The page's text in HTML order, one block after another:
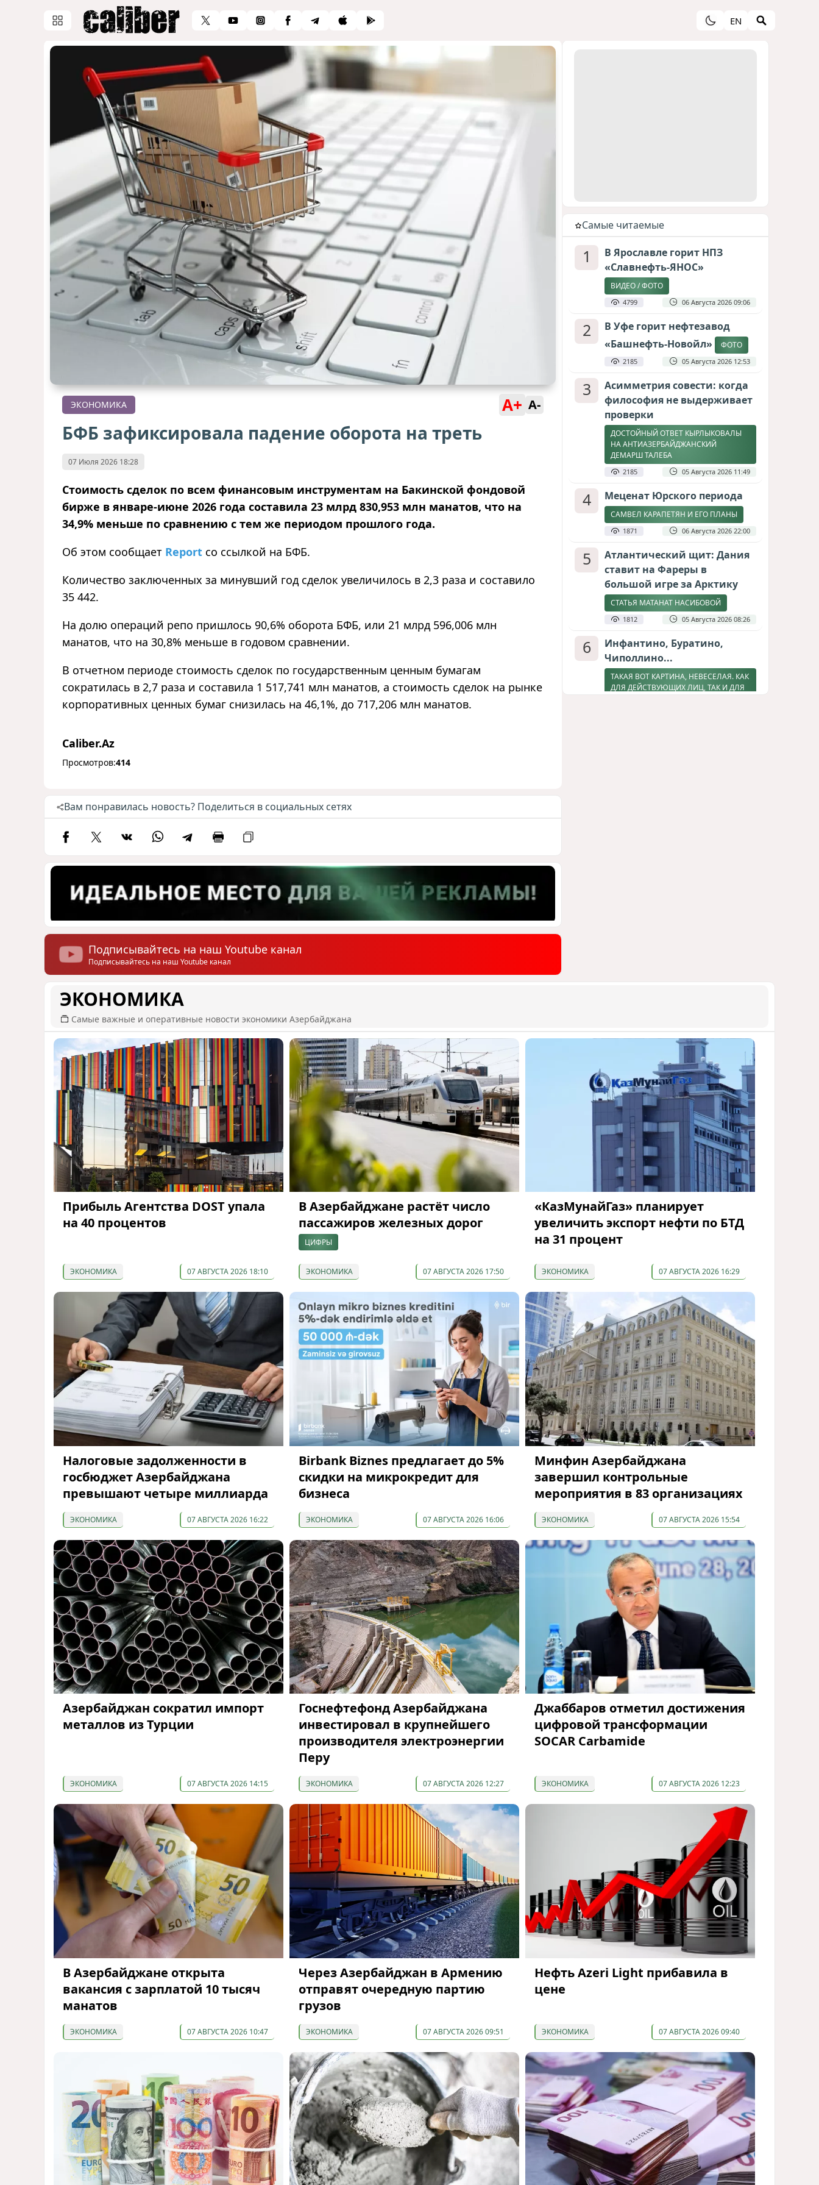
EN
ЭКОНОМИКА A+ A-
БФБ зафиксировала падение оборота на треть
07 Июля 2026 18:28
Стоимость сделок по всем финансовым инструментам на Бакинской фондовой
бирже в январе-июне 2026 года составила 23 млрд 830,953 млн манатов, что на
34,9% меньше по сравнению с тем же периодом прошлого года.
Об этом сообщает Report со ссылкой на БФБ.
Количество заключенных за минувший год сделок увеличилось в 2,3 раза и составило
35 442.
На долю операций репо пришлось 90,6% оборота БФБ, или 21 млрд 596,006 млн
манатов, что на 30,8% меньше в годовом сравнении.
В отчетном периоде стоимость сделок по государственным ценным бумагам
сократилась в 2,7 раза и составила 1 517,741 млн манатов, а стоимость сделок на рынке
корпоративных ценных бумаг снизилась на 46,1%, до 717,206 млн манатов.
Caliber.Az
Просмотров:414
Вам понравилась новость? Поделиться в социальных сетях
Подписывайтесь на наш Youtube канал
Подписывайтесь на наш Youtube канал
Cамые читаемые
1
В Ярославле горит НПЗ
«Славнефть-ЯНОС»
ВИДЕО / ФОТО
4799 06 Августа 2026 09:06
2
В Уфе горит нефтезавод
«Башнефть-Новойл»
ФОТО
2185 05 Августа 2026 12:53
3
Асимметрия совести: когда
философия не выдерживает
проверки
ДОСТОЙНЫЙ ОТВЕТ КЫРЛЫКОВАЛЫ
НА АНТИАЗЕРБАЙДЖАНСКИЙ
ДЕМАРШ ТАЛЕБА
2185 05 Августа 2026 11:49
4 Меценат Юрского периода
САМВЕЛ КАРАПЕТЯН И ЕГО ПЛАНЫ
1871 06 Августа 2026 22:00
5
Атлантический щит: Дания
ставит на Фареры в
большой игре за Арктику
СТАТЬЯ МАТАНАТ НАСИБОВОЙ
1812 05 Августа 2026 08:26
6
Инфантино, Буратино,
Чиполлино...
ТАКАЯ ВОТ КАРТИНА, НЕВЕСЕЛАЯ. КАК
ДЛЯ ДЕЙСТВУЮЩИХ ЛИЦ, ТАК И ДЛЯ
дипломатическую сеть
СТАТЬЯ МАТАНАТ НАСИБОВОЙ
991 06 Августа 2026 10:21
ЭКОНОМИКА
Самые важные и оперативные новости экономики Азербайджана
Прибыль Агентства DOST упала
на 40 процентов
ЭКОНОМИКА 07 АВГУСТА 2026 18:10
В Азербайджане растёт число
пассажиров железных дорог
ЦИФРЫ
ЭКОНОМИКА 07 АВГУСТА 2026 17:50
«КазМунайГаз» планирует
увеличить экспорт нефти по БТД
на 31 процент
ЭКОНОМИКА 07 АВГУСТА 2026 16:29
Налоговые задолженности в
госбюджет Азербайджана
превышают четыре миллиарда
ЭКОНОМИКА 07 АВГУСТА 2026 16:22
Birbank Biznes предлагает до 5%
скидки на микрокредит для
бизнеса
ЭКОНОМИКА 07 АВГУСТА 2026 16:06
Минфин Азербайджана
завершил контрольные
мероприятия в 83 организациях
ЭКОНОМИКА 07 АВГУСТА 2026 15:54
Азербайджан сократил импорт
металлов из Турции
ЭКОНОМИКА 07 АВГУСТА 2026 14:15
Госнефтефонд Азербайджана
инвестировал в крупнейшего
производителя электроэнергии
Перу
ЭКОНОМИКА 07 АВГУСТА 2026 12:27
Джаббаров отметил достижения
цифровой трансформации
SOCAR Carbamide
ЭКОНОМИКА 07 АВГУСТА 2026 12:23
В Азербайджане открыта
вакансия с зарплатой 10 тысяч
манатов
ЭКОНОМИКА 07 АВГУСТА 2026 10:47
Через Азербайджан в Армению
отправят очередную партию
грузов
ЭКОНОМИКА 07 АВГУСТА 2026 09:51
Нефть Azeri Light прибавила в
цене
ЭКОНОМИКА 07 АВГУСТА 2026 09:40